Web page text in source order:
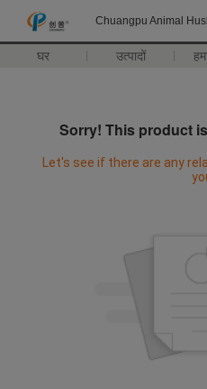
Chuangpu Animal
घर उत्पादों
Sorry! This product
Let's see if there are any